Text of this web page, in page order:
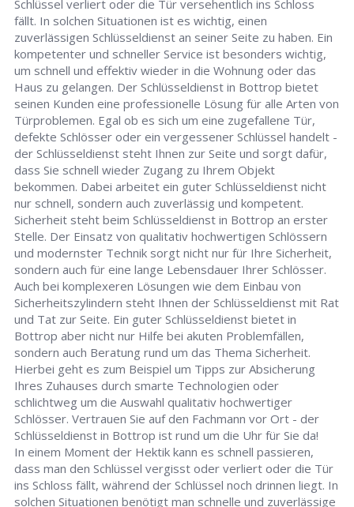
Schlüssel verliert oder die Tür versehentlich ins Schloss
fällt. In solchen Situationen ist es wichtig, einen
zuverlässigen Schlüsseldienst an seiner Seite zu haben. Ein
kompetenter und schneller Service ist besonders wichtig,
um schnell und effektiv wieder in die Wohnung oder das
Haus zu gelangen. Der Schlüsseldienst in Bottrop bietet
seinen Kunden eine professionelle Lösung für alle Arten von
Türproblemen. Egal ob es sich um eine zugefallene Tür,
defekte Schlösser oder ein vergessener Schlüssel handelt -
der Schlüsseldienst steht Ihnen zur Seite und sorgt dafür,
dass Sie schnell wieder Zugang zu Ihrem Objekt
bekommen. Dabei arbeitet ein guter Schlüsseldienst nicht
nur schnell, sondern auch zuverlässig und kompetent.
Sicherheit steht beim Schlüsseldienst in Bottrop an erster
Stelle. Der Einsatz von qualitativ hochwertigen Schlössern
und modernster Technik sorgt nicht nur für Ihre Sicherheit,
sondern auch für eine lange Lebensdauer Ihrer Schlösser.
Auch bei komplexeren Lösungen wie dem Einbau von
Sicherheitszylindern steht Ihnen der Schlüsseldienst mit Rat
und Tat zur Seite. Ein guter Schlüsseldienst bietet in
Bottrop aber nicht nur Hilfe bei akuten Problemfällen,
sondern auch Beratung rund um das Thema Sicherheit.
Hierbei geht es zum Beispiel um Tipps zur Absicherung
Ihres Zuhauses durch smarte Technologien oder
schlichtweg um die Auswahl qualitativ hochwertiger
Schlösser. Vertrauen Sie auf den Fachmann vor Ort - der
Schlüsseldienst in Bottrop ist rund um die Uhr für Sie da!
In einem Moment der Hektik kann es schnell passieren,
dass man den Schlüssel vergisst oder verliert oder die Tür
ins Schloss fällt, während der Schlüssel noch drinnen liegt. In
solchen Situationen benötigt man schnelle und zuverlässige